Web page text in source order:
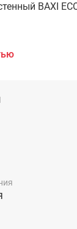
BAXI
зажигание;